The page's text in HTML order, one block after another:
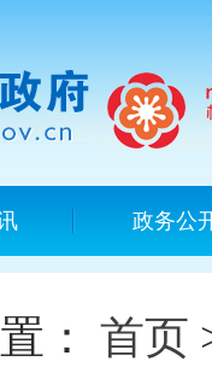
政务公
： 首页